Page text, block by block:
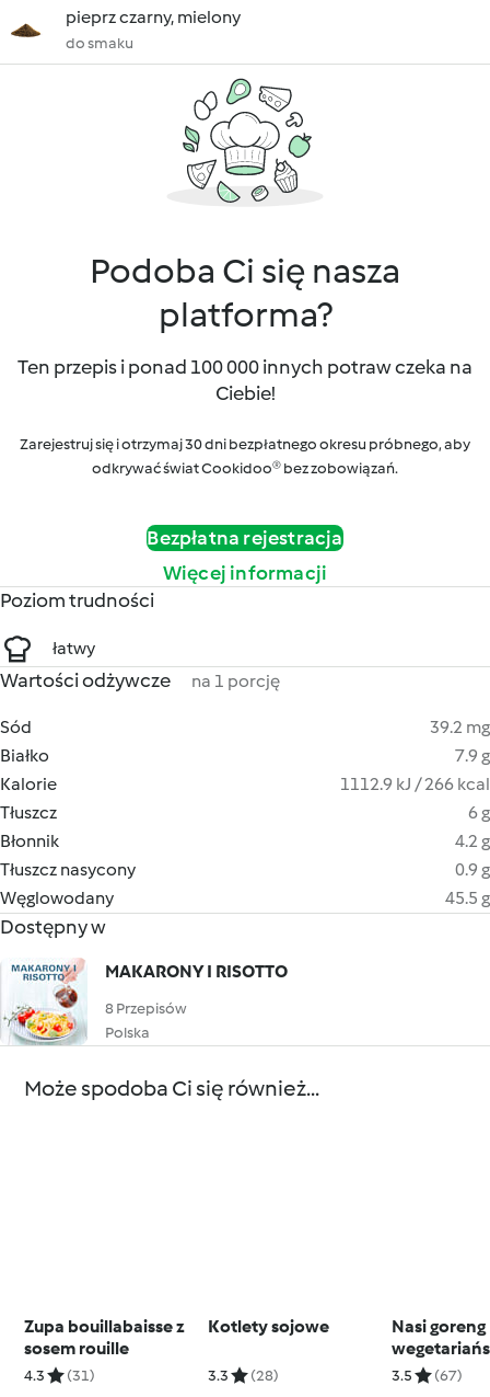
pieprz czarny, mielony
do smaku
Podoba Ci się nasza
platforma?
Ten przepis i ponad 100 000 innych potraw czeka na
Ciebie!
Zarejestruj się i otrzymaj 30 dni bezpłatnego okresu próbnego, aby
odkrywać świat Cookidoo® bez zobowiązań.
Bezpłatna rejestracja
Więcej informacji
Poziom trudności
łatwy
Wartości odżywcze na 1 porcję
Sód
39.2 mg
Białko
7.9 g
Kalorie
1112.9 kJ / 266 kcal
Tłuszcz
6 g
Błonnik
4.2 g
Tłuszcz nasycony
0.9 g
Węglowodany
45.5 g
Dostępny w
MAKARONY I RISOTTO
8 Przepisów
Polska
Może spodoba Ci się również...
Zupa bouillabaisse z
sosem rouille
4.3 (31)
Kotlety sojowe
3.3 (28)
Nasi goreng
3.5 (67)